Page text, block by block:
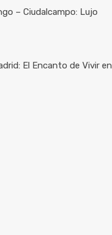
– Ciudalcampo: Lujo
El Encanto de Vivir en